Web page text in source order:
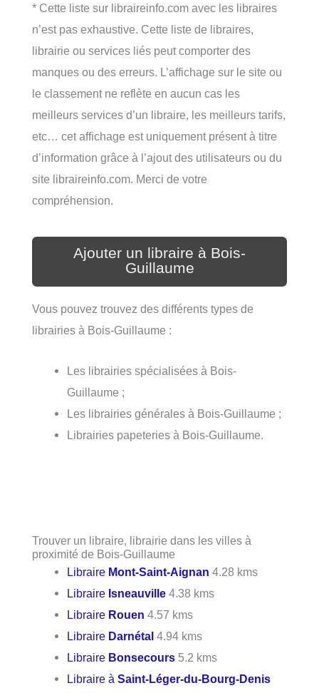
* Cette liste sur libraireinfo.com avec les libraires
n’est pas exhaustive. Cette liste de libraires,
librairie ou services liés peut comporter des
manques ou des erreurs. L’affichage sur le site ou
le classement ne reflète en aucun cas les
meilleurs services d’un libraire, les meilleurs tarifs,
etc… cet affichage est uniquement présent à titre
d’information grâce à l’ajout des utilisateurs ou du
site libraireinfo.com. Merci de votre
compréhension.
Ajouter un libraire à Bois-
Guillaume
Vous pouvez trouvez des différents types de
librairies à Bois-Guillaume :
Les librairies spécialisées à Bois-
Guillaume ;
Les librairies générales à Bois-Guillaume ;
Librairies papeteries à Bois-Guillaume.
Trouver un libraire, librairie dans les villes à
proximité de Bois-Guillaume
Libraire Mont-Saint-Aignan 4.28 kms
Libraire Isneauville 4.38 kms
Libraire Rouen 4.57 kms
Libraire Darnétal 4.94 kms
Libraire Bonsecours 5.2 kms
Libraire àSaint-Léger-du-Bourg-Denis